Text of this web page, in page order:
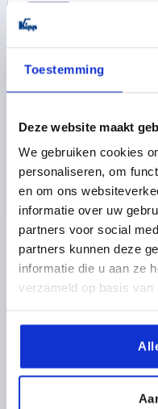
Toestemming
Deze website maakt
We gebruiken cookies
personaliseren, om
en om ons
informatie over uw
partners voor social
partners kunnen deze
informatie die u aan ze
verzameld op basis van
KOGELKNOP GLADDE
SCHROEFDRAAD,
SCHROEFDRAAD=M6
DRAADDIEPTE=15
KLEUR
Bestelnummer:
excl. BTW